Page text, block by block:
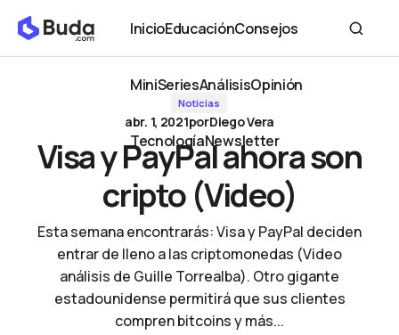
Inicio
Inicio
Educación
Educación
Consejos
Consejos
MiniSeries
MiniSeries
Análisis
Análisis
Opinión
Tecnología
Tecnología
Newsletter
Newsletter
Visa y PayPal ahora son cripto (Video)
Noticias
abr. 1, 2021porDiego Vera
Visa y PayPal ahora son
cripto (Video)
Esta semana encontrarás: Visa y PayPal deciden
entrar de lleno a las criptomonedas (Video
análisis de Guille Torrealba). Otro gigante
estadounidense permitirá que sus clientes
compren bitcoins y más...